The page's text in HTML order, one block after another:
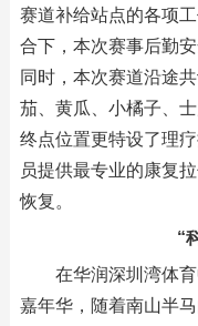
赛道补给站点的各项
合下，本次赛事后勤
同时，本次赛道沿途
茄、黄瓜、小橘子、
终点位置更特设了理
员提供最专业的康复
恢复。
“
在华润深圳湾体
嘉年华，随着南山半